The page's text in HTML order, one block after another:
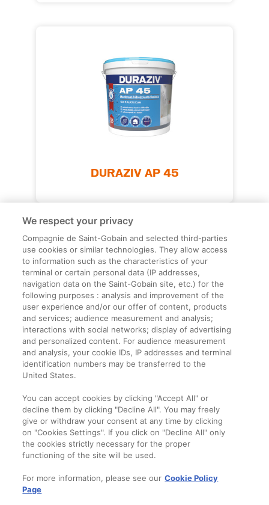
DURAZIV AP 45
Informații legale
Termeni și condiții
Companie
Despre noi
Contact
We respect your privacy
Compagnie de Saint-Gobain and selected third-parties
use cookies or similar technologies. They allow access
to information such as the characteristics of your
terminal or certain personal data (IP addresses,
navigation data on the Saint-Gobain site, etc.) for the
following purposes : analysis and improvement of the
user experience and/or our offer of content, products
and services; audience measurement and analysis;
interactions with social networks; display of advertising
and personalized content. For audience measurement
and analysis, your cookie IDs, IP addresses and terminal
identification numbers may be transferred to the
United States.
You can accept cookies by clicking "Accept All" or
decline them by clicking "Decline All". You may freely
give or withdraw your consent at any time by clicking
on "Cookies Settings". If you click on "Decline All" only
the cookies strictly necessary for the proper
functioning of the site will be used.
For more information, please see our Cookie Policy
Page